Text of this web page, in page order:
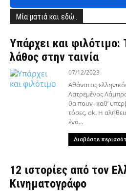
Μία ματιά και εδώ..
Υπάρχει και φιλότιμο:
λάθος στην ταινία
07/12/2023
Aθάνατος
Λατρεμένος
θα πουν- καθ’
τόσες, ok. Η
ένα...
Διαβάστε
12 ιστορίες από τον
Κινηματογράφο